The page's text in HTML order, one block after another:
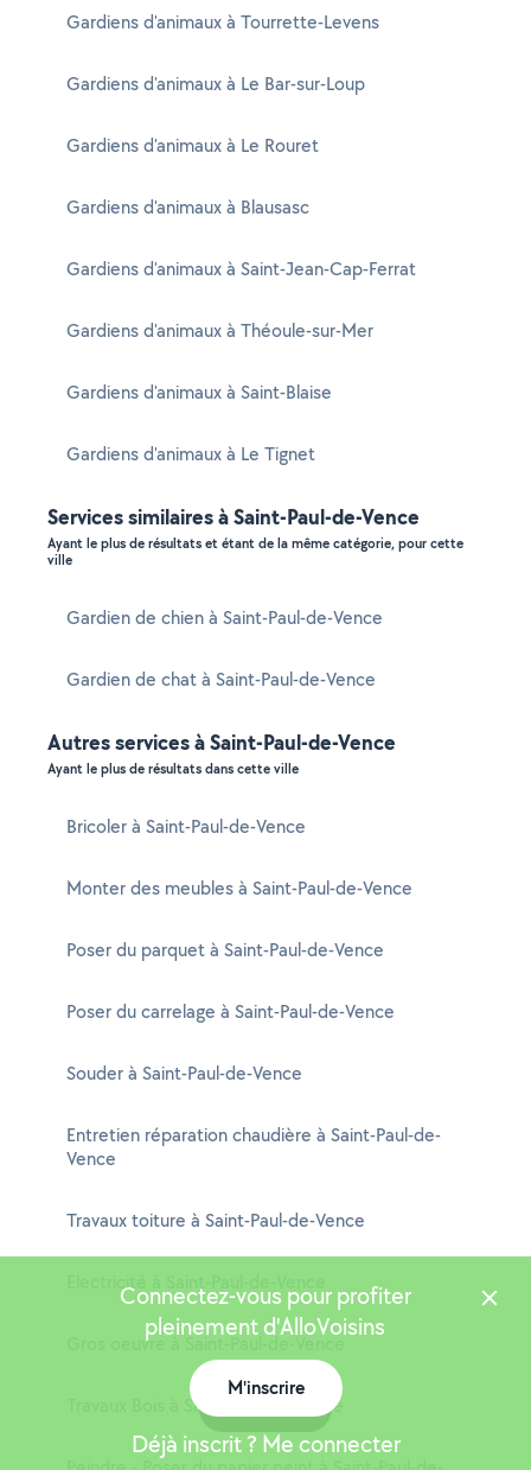
Gardiens d'animaux à Tourrette-Levens
Gardiens d'animaux à Le Bar-sur-Loup
Gardiens d'animaux à Le Rouret
Gardiens d'animaux à Blausasc
Gardiens d'animaux à Saint-Jean-Cap-Ferrat
Gardiens d'animaux à Théoule-sur-Mer
Gardiens d'animaux à Saint-Blaise
Gardiens d'animaux à Le Tignet
Services similaires à Saint-Paul-de-Vence
Ayant le plus de résultats et étant de la même catégorie, pour cette
ville
Gardien de chien à Saint-Paul-de-Vence
Gardien de chat à Saint-Paul-de-Vence
Autres services à Saint-Paul-de-Vence
Ayant le plus de résultats dans cette ville
Bricoler à Saint-Paul-de-Vence
Monter des meubles à Saint-Paul-de-Vence
Poser du parquet à Saint-Paul-de-Vence
Poser du carrelage à Saint-Paul-de-Vence
Souder à Saint-Paul-de-Vence
Entretien réparation chaudière à Saint-Paul-de-
Vence
Travaux toiture à Saint-Paul-de-Vence
Electricité à Saint-Paul-de-Vence
Gros oeuvre à Saint-Paul-de-Vence
Travaux Bois à Saint-Paul-de-Vence
Connectez-vous pour profiter
pleinement d'AlloVoisins
M'inscrire
Déjà inscrit ? Me connecter